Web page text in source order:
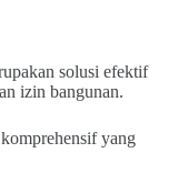
solusi efektif
izin bangunan.
yang